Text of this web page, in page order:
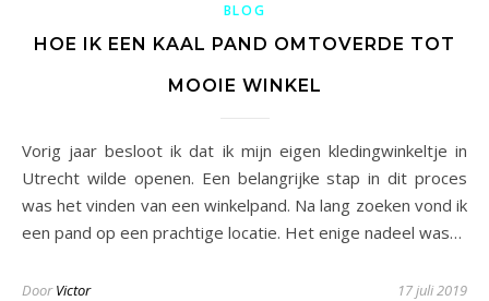
BLOG
HOE IK EEN KAAL PAND OMTOVERDE TOT
MOOIE WINKEL
Vorig jaar besloot ik dat ik mijn eigen kledingwinkeltje in
Utrecht wilde openen. Een belangrijke stap in dit proces
was het vinden van een winkelpand. Na lang zoeken vond ik
een pand op een prachtige locatie. Het enige nadeel was…
DoorVictor 17 juli 2019